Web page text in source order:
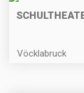
Vöcklabruck